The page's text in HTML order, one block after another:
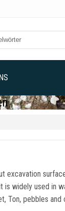
excavation
is widely used in
Ton,pebbles and